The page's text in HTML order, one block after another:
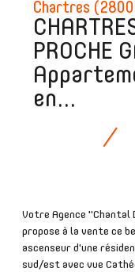
Chartres
PROCHE
en...
Votre Agence "Chantal
propose à la vente ce
ascenseur d'une
sud/est avec vue